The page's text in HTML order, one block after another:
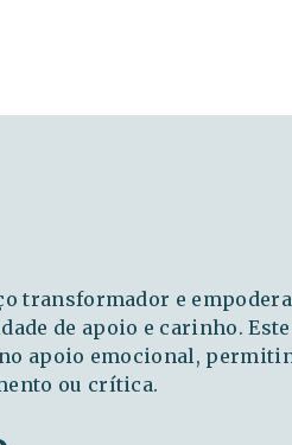
transformador e
de apoio e carinho.
apoio emocional,
ou crítica.